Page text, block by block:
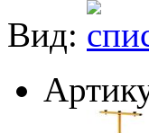
Вид: